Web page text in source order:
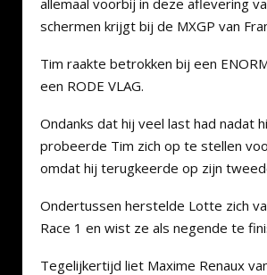
allemaal voorbij in deze aflevering
schermen krijgt bij de MXGP van
Tim raakte betrokken bij een
een RODE VLAG.
Ondanks dat hij veel last had nadat
probeerde Tim zich op te stellen
omdat hij terugkeerde op zijn
Ondertussen herstelde Lotte zich
Race 1 en wist ze als negende te
Tegelijkertijd liet Maxime Renaux